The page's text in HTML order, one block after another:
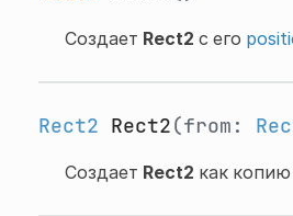
Создает Rect2 с его
Rect2 Rect2(from:
Создает Rect2 как